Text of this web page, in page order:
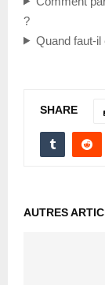
?
Quand faut-
SHARE
AUTRES